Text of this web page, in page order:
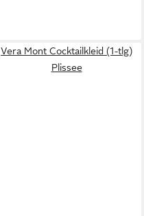
Vera Mont Cocktailkleid (1-tlg)
Plissee